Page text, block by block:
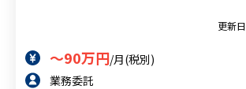
ご利用者様の声
更新日
～90万円/月(税別)
業務委託